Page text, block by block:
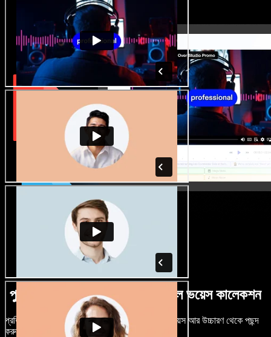
পুরুষ-নারী ভেদে নানান উচ্চারণে বিশাল ভয়েস কালেকশন
প্রতিটি প্রজেক্টকে আলাদা শোনাতে দিন। শত শত AI ভয়েস আর উচ্চারণ থেকে পছন্দ
করুন, নিজের মতো টিউন করুন।